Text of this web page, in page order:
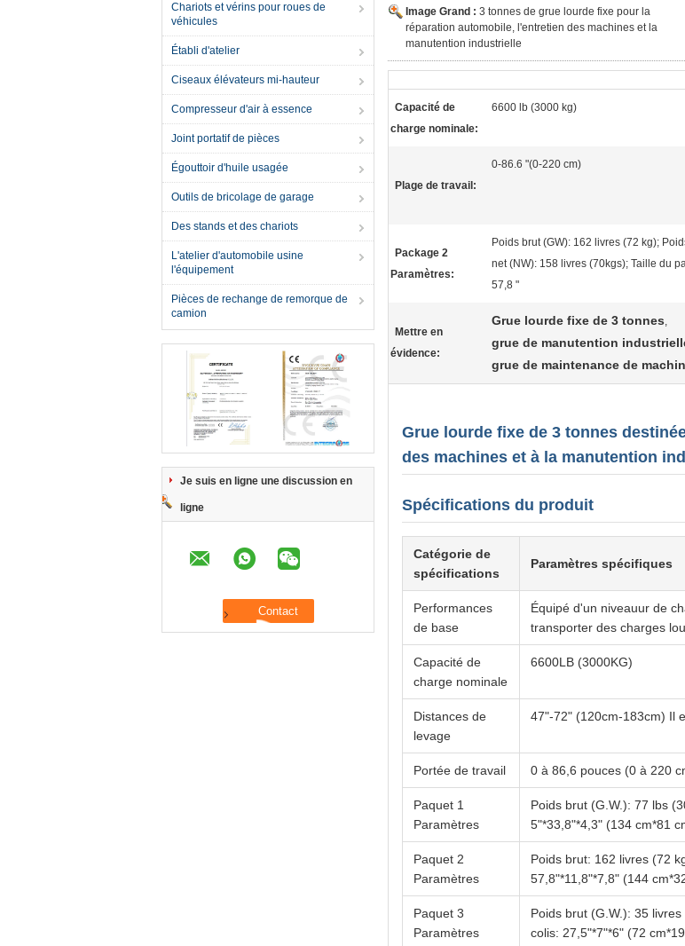
Chariots et vérins pour roues de
véhicules
Établi d'atelier
Ciseaux élévateurs mi-hauteur
Compresseur d'air à essence
Joint portatif de pièces
Égouttoir d'huile usagée
Outils de bricolage de garage
Des stands et des chariots
L'atelier d'automobile usine
l'équipement
Pièces de rechange de remorque de
camion
Je suis en ligne une discussion en
ligne
Image Grand : 3 tonnes de grue lourde fixe pour la
réparation automobile, l'entretien des machines et la
manutention industrielle
Capacité de
charge nominale:
6600 lb (3000 kg)
Plage de travail:
0-86.6 "(0-220 cm)
Package 2
Paramètres:
Poids brut (GW): 162 livres (72 kg);
net (NW): 158 livres (70kgs); Taille du
57,8 "
Mettre en
évidence:
Grue lourde fixe de 3 tonnes,
grue de manutention
grue de maintenance de
Grue lourde fixe de 3 tonnes
des machines et à la manutention
Spécifications du produit
Catégorie de
spécifications
Paramètres spécifiques
Performances
de base
Équipé d'un niveauur de
transporter des charges
Capacité de
charge nominale
6600LB (3000KG)
Distances de
levage
47"-72" (120cm-183cm) Il
Portée de travail 0 à 86,6 pouces (0 à 220
Paquet 1
Paramètres
Poids brut (G.W.): 77 lbs
5"*33,8"*4,3" (134 cm*81
Paquet 2
Paramètres
Poids brut: 162 livres (72
57,8"*11,8"*7,8" (144
Paquet 3
Paramètres
Poids brut (G.W.): 35
colis: 27,5"*7"*6" (72